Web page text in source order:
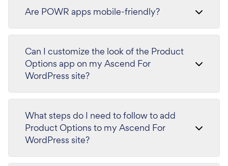
Are POWR apps mobile-friendly?
Can I customize the look of the Product
Options app on my Ascend For
WordPress site?
What steps do I need to follow to add
Product Options to my Ascend For
WordPress site?